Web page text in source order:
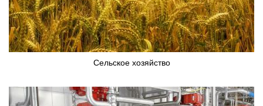
Сельское хозяйство